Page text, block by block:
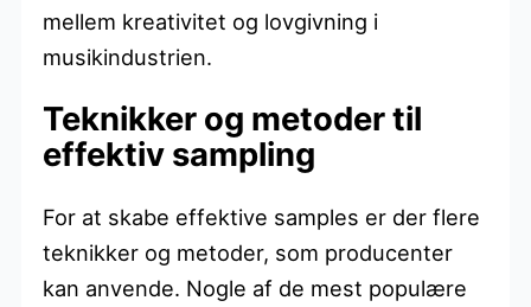
mellem kreativitet og lovgivning i
musikindustrien.
Teknikker og metoder til
effektiv sampling
For at skabe effektive samples er der flere
teknikker og metoder, som producenter
kan anvende. Nogle af de mest populære